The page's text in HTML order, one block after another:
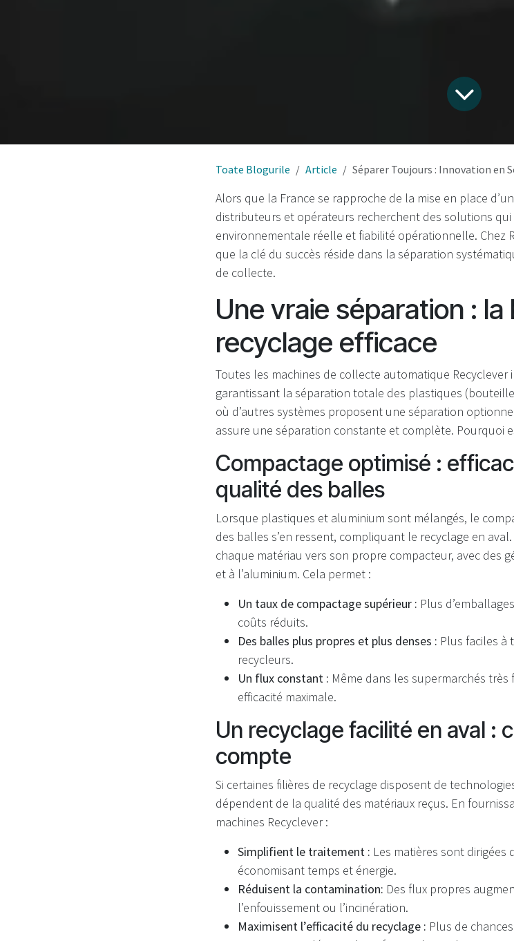
Toate Blogurile Article Séparer Toujours : Innovation en Sécurité et
Alors que la France se rapproche de la mise en place
distributeurs et opérateurs recherchent des solutions
environnementale réelle et fiabilité opérationnelle. Chez
que la clé du succès réside dans la séparation
de collecte.
Une vraie séparation : la
recyclage efficace
Toutes les machines de collecte automatique
garantissant la séparation totale des plastiques
où d’autres systèmes proposent une séparation
assure une séparation constante et complète. Pourquoi
Compactage optimisé :
qualité des balles
Lorsque plastiques et aluminium sont mélangés, le
des balles s’en ressent, compliquant le recyclage en
chaque matériau vers son propre compacteur, avec des
et à l’aluminium. Cela permet :
Un taux de compactage supérieur : Plus
coûts réduits.
Des balles plus propres et plus denses : Plus faciles à
recycleurs.
Un flux constant : Même dans les supermarchés
efficacité maximale.
Un recyclage facilité en aval :
compte
Si certaines filières de recyclage disposent de
dépendent de la qualité des matériaux reçus. En
machines Recyclever :
Simplifient le traitement : Les matières sont dirigées
économisant temps et énergie.
Réduisent la contamination: Des flux propres
l’enfouissement ou l’incinération.
Maximisent l’efficacité du recyclage : Plus de